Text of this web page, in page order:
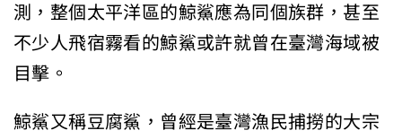
測，整個太平洋區的鯨鯊應為同個族群，甚至
不少人飛宿霧看的鯨鯊或許就曾在臺灣海域被
目擊。
鯨鯊又稱豆腐鯊，曾經是臺灣漁民捕撈的大宗